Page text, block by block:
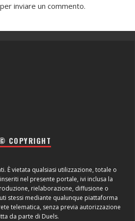
per inviare un commento.
COPYRIGHT
È vietata qualsiasi utilizzazione, totale o
nel presente portale, ivi inclusa la
rielaborazione, diffusione o
stessi mediante qualunque piattaforma
telematica, senza previa autorizzazione
da parte di Duels.